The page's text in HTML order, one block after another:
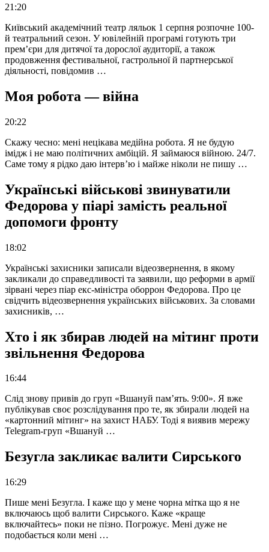
21:20
Київський академічний театр ляльок 1 серпня розпочне 100-
й театральний сезон. У ювілейній програмі готують три
прем’єри для дитячої та дорослої аудиторії, а також
продовження фестивальної, гастрольної й партнерської
діяльності, повідомив …
Моя робота — війна
20:22
Скажу чесно: мені нецікава медійна робота. Я не будую
імідж і не маю політичних амбіцій. Я займаюся війною. 24/7.
Саме тому я рідко даю інтерв’ю і майже ніколи не пишу …
Українські військові звинуватили
Федорова у піарі замість реальної
допомоги фронту
18:02
Українські захисники записали відеозвернення, в якому
закликали до справедливості та заявили, що реформи в армії
зірвані через піар екс-міністра оборрон Федорова. Про це
свідчить відеозвернення українських військових. За словами
захисників, …
Хто і як збирав людей на мітинг проти
звільнення Федорова
16:44
Слід знову привів до груп «Вшануй пам’ять. 9:00». Я вже
публікував своє розслідування про те, як збирали людей на
«картонний мітинг» на захист НАБУ. Тоді я виявив мережу
Telegram-груп «Вшануй …
Безугла закликає валити Сирського
16:29
Пише мені Безугла. І каже що у мене чорна мітка що я не
включаюсь щоб валити Сирського. Каже «краще
включайтесь» поки не пізно. Погрожує. Мені дуже не
подобається коли мені …